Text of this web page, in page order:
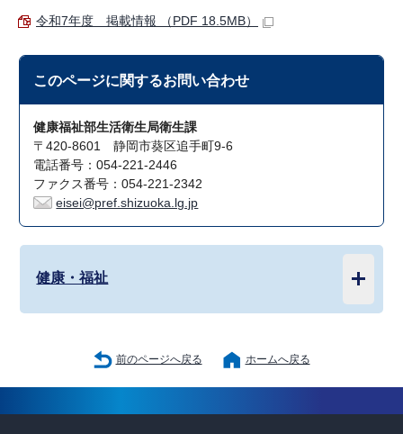
令和7年度 掲載情報 （PDF 18.5MB）
このページに関するお問い合わせ
健康福祉部生活衛生局衛生課
〒420-8601 静岡市葵区追手町9-6
電話番号：054-221-2446
ファクス番号：054-221-2342
eisei@pref.shizuoka.lg.jp
健康・福祉
前のページへ戻る ホームへ戻る